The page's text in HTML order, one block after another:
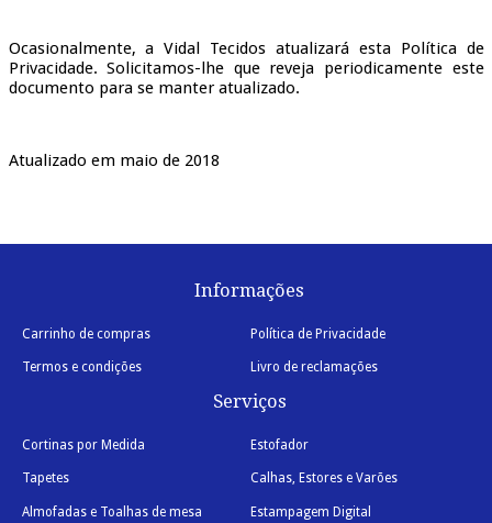
Ocasionalmente, a Vidal Tecidos atualizará esta Política de
Privacidade. Solicitamos-lhe que reveja periodicamente este
documento para se manter atualizado.
Atualizado em maio de 2018
Informações
Carrinho de compras Política de Privacidade
Termos e condições Livro de reclamações
Serviços
Cortinas por Medida Estofador
Tapetes Calhas, Estores e Varões
Almofadas e Toalhas de mesa Estampagem Digital